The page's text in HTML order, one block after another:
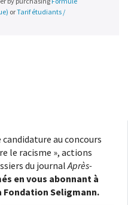
orTarif étudiants /
au concours
le racisme », actions
du journal Après-
en vous abonnant à
Seligmann.